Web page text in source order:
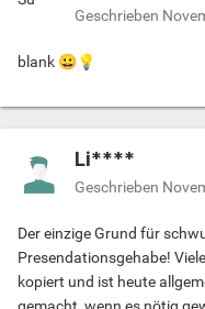
Geschrieben
blank 😀💡
Li****
Geschrieben
Der einzige Grund für
Presendationsgehabe!
kopiert und ist heute
gemacht, wenn es nötig